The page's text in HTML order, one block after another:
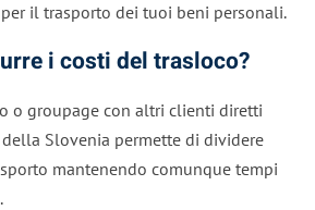
il trasporto dei tuoi beni personali.
i costi del trasloco?
o groupage con altri clienti diretti
della Slovenia permette di dividere
mantenendo comunque tempi